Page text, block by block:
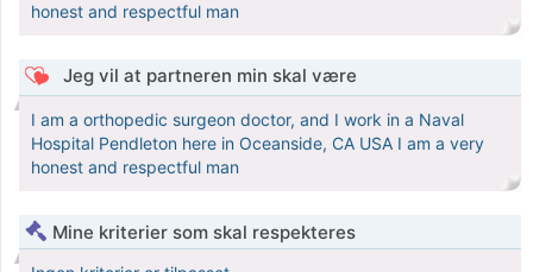
honest and respectful man
Jeg vil at partneren min skal være
I am a orthopedic surgeon doctor, and I work in a Naval
Hospital Pendleton here in Oceanside, CA USA I am a very
honest and respectful man
Mine kriterier som skal respekteres